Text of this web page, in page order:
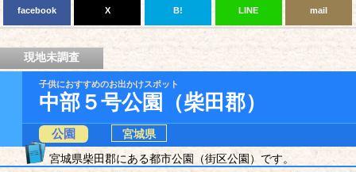
facebook X B! LINE mail
現地未調査
子供におすすめのお出かけスポット
中部５号公園（柴田郡）
公園
宮城県
宮城県柴田郡にある都市公園（街区公園）です。